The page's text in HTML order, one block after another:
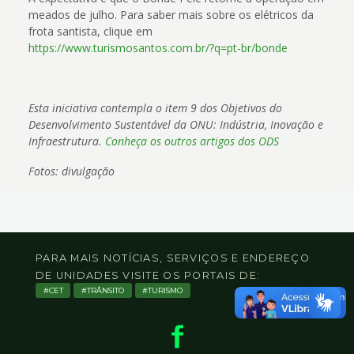
meados de julho. Para saber mais sobre os elétricos da
frota santista, clique em
https://www.turismosantos.com.br/?q=pt-br/bonde
Esta iniciativa contempla o item 9 dos Objetivos do
Desenvolvimento Sustentável da ONU: Indústria, Inovação e
Infraestrutura. Conheça os outros artigos dos ODS
Fotos: divulgação
PARA MAIS NOTÍCIAS, SERVIÇOS E ENDEREÇO
DE UNIDADES VISITE OS PORTAIS DE:
CET TRÂNSITO TURISMO